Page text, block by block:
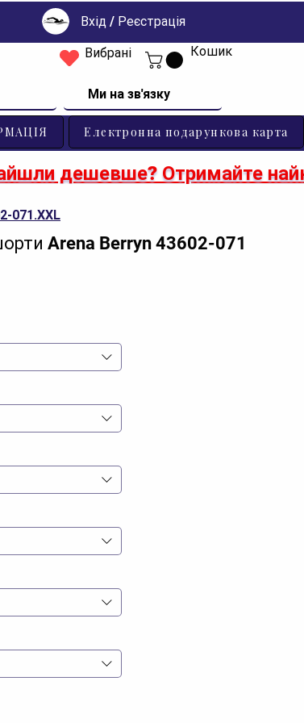
Вхід / Реєстрація
Вибрані Кошик
Ми на зв'язку
Електронна подарункова карта
071.XXL
Arena Berryn 43602-071
дешевше? Отримайте